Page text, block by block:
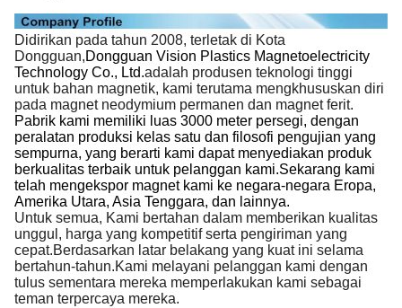
Didirikan pada tahun 2008, terletak di Kota
Dongguan,Dongguan Vision Plastics Magnetoelectricity
Technology Co., Ltd.adalah produsen teknologi tinggi
untuk bahan magnetik, kami terutama mengkhususkan diri
pada magnet neodymium permanen dan magnet ferit.
Pabrik kami memiliki luas 3000 meter persegi, dengan
peralatan produksi kelas satu dan filosofi pengujian yang
sempurna, yang berarti kami dapat menyediakan produk
berkualitas terbaik untuk pelanggan kami.Sekarang kami
telah mengekspor magnet kami ke negara-negara Eropa,
Amerika Utara, Asia Tenggara, dan lainnya.
Untuk semua, Kami bertahan dalam memberikan kualitas
unggul, harga yang kompetitif serta pengiriman yang
cepat.Berdasarkan latar belakang yang kuat ini selama
bertahun-tahun.Kami melayani pelanggan kami dengan
tulus sementara mereka memperlakukan kami sebagai
teman terpercaya mereka.